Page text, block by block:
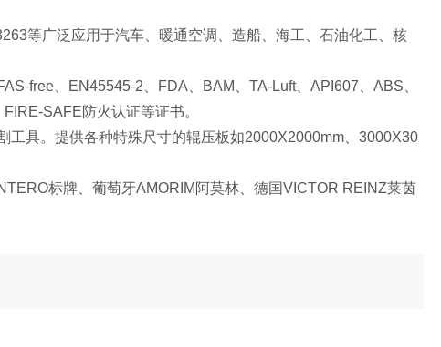
等广泛应用于汽车、暖通空调、造船、海工、石油化工、核
free EN45545-2 FDA BAM 、TA-Luft、API607 、ABS
FIRE-SAFE防火认证等证书。
工具。提供各种特殊尺寸的辊压板如2000X2000mm 、3000X30
标牌、葡萄牙AMORIM 阿莫林、德国VICTOR REINZ莱茵